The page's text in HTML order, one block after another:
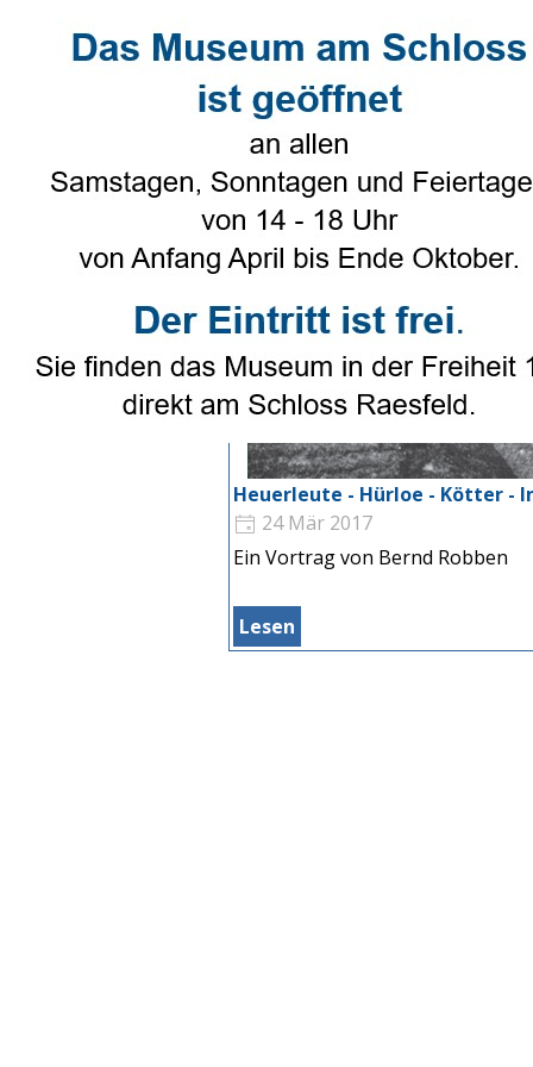
Select Language ▼
Heimatverein ▼Genealogie
Heuerleute - Hürloe - Kötter -
24 Mär 2017
Ein Vortrag von Bernd Robben
Lesen